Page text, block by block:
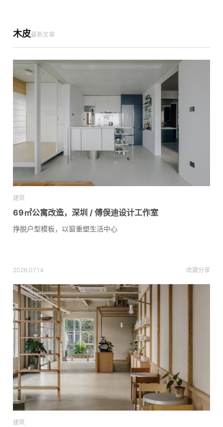
木皮最新文章
建筑
69㎡公寓改造，深圳 / 傅俣迪设计工作室
挣脱户型模板，以窗重塑生活中心
2026.07.14 收藏分享
建筑